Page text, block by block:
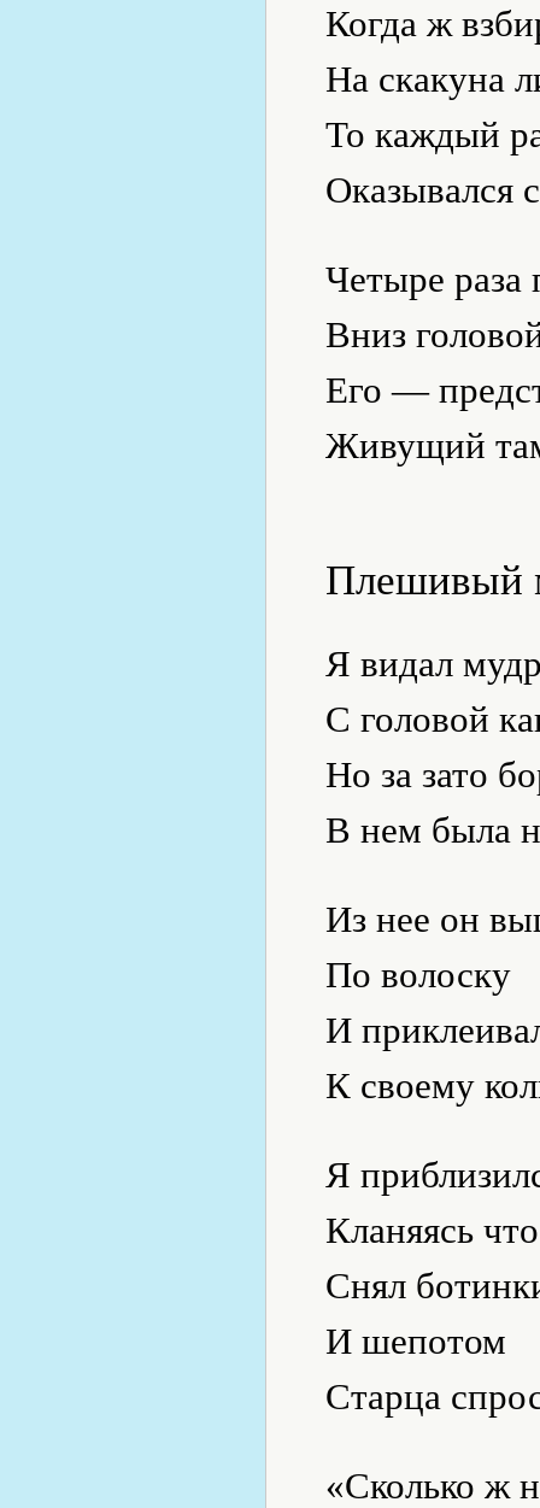
Когда ж
На скакуна
То каждый
Оказывался
Четыре раза
Вниз
Его —
Живущий
Плешивый
Я видал
С головой
Но за зато
В нем была
Из нее он
По волоску
И
К своему
Я
Кланяясь
Снял
И шепотом
Старца
«Сколько ж